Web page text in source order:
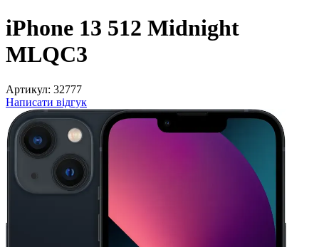
iPhone 13 512 Midnight
MLQC3
Артикул: 32777
Написати відгук